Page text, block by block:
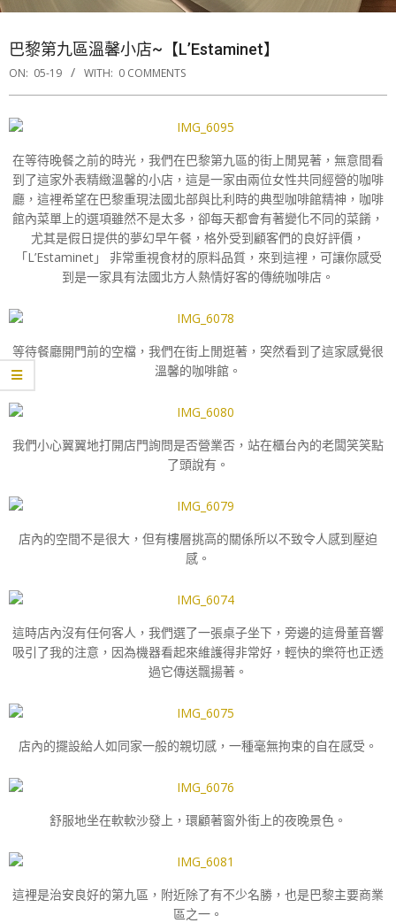
巴黎第九區溫馨小店~【L’Estaminet】
ON: 05-19 WITH: 0 COMMENTS
在等待晚餐之前的時光，我們在巴黎第九區的街上閒晃著，無意間看
到了這家外表精緻溫馨的小店，這是一家由兩位女性共同經營的咖啡
廳，這裡希望在巴黎重現法國北部與比利時的典型咖啡館精神，咖啡
館內菜單上的選項雖然不是太多，卻每天都會有著變化不同的菜餚，
尤其是假日提供的夢幻早午餐，格外受到顧客們的良好評價，
「L’Estaminet」 非常重視食材的原料品質，來到這裡，可讓你感受
到是一家具有法國北方人熱情好客的傳統咖啡店。
等待餐廳開門前的空檔，我們在街上閒逛著，突然看到了這家感覺很
溫馨的咖啡館。
我們小心翼翼地打開店門詢問是否營業否，站在櫃台內的老闆笑笑點
了頭說有。
店內的空間不是很大，但有樓層挑高的關係所以不致令人感到壓迫
感。
這時店內沒有任何客人，我們選了一張桌子坐下，旁邊的這骨董音響
吸引了我的注意，因為機器看起來維護得非常好，輕快的樂符也正透
過它傳送飄揚著。
店內的擺設給人如同家一般的親切感，一種毫無拘束的自在感受。
舒服地坐在軟軟沙發上，環顧著窗外街上的夜晚景色。
這裡是治安良好的第九區，附近除了有不少名勝，也是巴黎主要商業
區之一。